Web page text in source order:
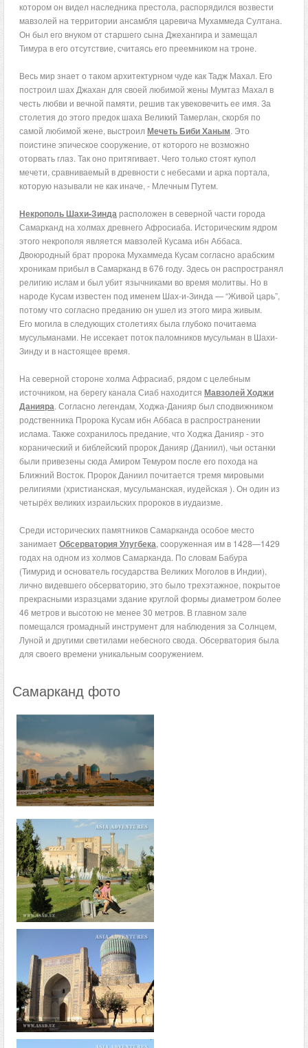
котором он видел наследника престола, распорядился возвести
мавзолей на территории ансамбля царевича Мухаммеда Султана.
Он был его внуком от старшего сына Джехангира и замещал
Тимура в его отсутствие, считаясь его преемником на троне.
Весь мир знает о таком архитектурном чуде как Тадж Махал. Его
построил шах Джахан для своей любимой жены Мумтаз Махал в
честь любви и вечной памяти, решив так увековечить ее имя. За
столетия до этого предок шаха Великий Тамерлан, скорбя по
самой любимой жене, выстроил Мечеть Биби Ханым. Это
поистине эпическое сооружение, от которого не возможно
оторвать глаз. Так оно притягивает. Чего только стоят купол
мечети, сравниваемый в древности с небесами и арка портала,
которую называли не как иначе, - Млечным Путем.
Некрополь Шахи-Зиндарасположен в северной части города
Самарканд на холмах древнего Афросиаба. Историческим ядром
этого некрополя является мавзолей Кусама ибн Аббаса.
Двоюродный брат пророка Мухаммеда Кусам согласно арабским
хроникам прибыл в Самарканд в 676 году. Здесь он распространял
религию ислам и был убит язычниками во время молитвы. Но в
народе Кусам известен под именем Шах-и-Зинда — “Живой царь”,
потому что согласно преданию он ушел из этого мира живым.
Его могила в следующих столетиях была глубоко почитаема
мусульманами. Не иссекает поток паломников мусульман в Шахи-
Зинду и в настоящее время.
На северной стороне холма Афрасиаб, рядом с целебным
источником, на берегу канала Сиаб находится Мавзолей Ходжи
Данияра. Согласно легендам, Ходжа-Данияр был сподвижником
родственника Пророка Кусам ибн Аббаса в распространении
ислама. Также сохранилось предание, что Ходжа Данияр - это
коранический и библейский пророк Данияр (Даниил), чьи останки
были привезены сюда Амиром Темуром после его похода на
Ближний Восток. Пророк Даниил почитается тремя мировыми
религиями (христианская, мусульманская, иудейская ). Он один из
четырёх великих израильских пророков в иудаизме.
Среди исторических памятников Самарканда особое место
занимаетОбсерватория Улугбека, сооруженная им в 1428—1429
годах на одном из холмов Самарканда. По словам Бабура
(Тимурид и основатель государства Великих Моголов в Индии),
лично видевшего обсерваторию, это было трехэтажное, покрытое
прекрасными изразцами здание круглой формы диаметром более
46 метров и высотою не менее 30 метров. В главном зале
помещался громадный инструмент для наблюдения за Солнцем,
Луной и другими светилами небесного свода. Обсерватория была
для своего времени уникальным сооружением.
Самарканд фото